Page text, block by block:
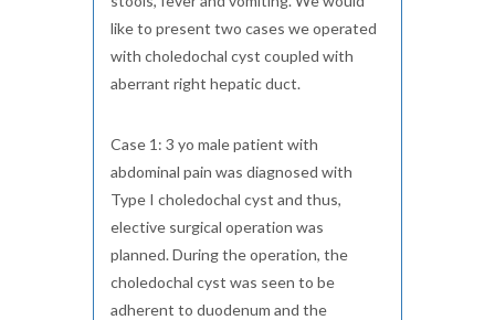
like to present two cases we operated
with choledochal cyst coupled with
aberrant right hepatic duct.
Case 1: 3 yo male patient with
abdominal pain was diagnosed with
Type I choledochal cyst and thus,
elective surgical operation was
planned. During the operation, the
choledochal cyst was seen to be
adherent to duodenum and the